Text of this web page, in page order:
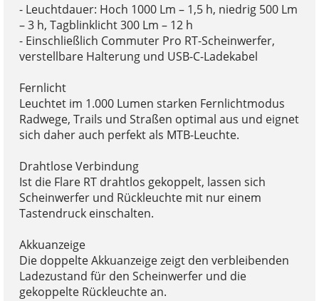
- Leuchtdauer: Hoch 1000 Lm – 1,5 h, niedrig 500 Lm
– 3 h, Tagblinklicht 300 Lm – 12 h
- Einschließlich Commuter Pro RT-Scheinwerfer,
verstellbare Halterung und USB-C-Ladekabel
Fernlicht
Leuchtet im 1.000 Lumen starken Fernlichtmodus
Radwege, Trails und Straßen optimal aus und eignet
sich daher auch perfekt als MTB-Leuchte.
Drahtlose Verbindung
Ist die Flare RT drahtlos gekoppelt, lassen sich
Scheinwerfer und Rückleuchte mit nur einem
Tastendruck einschalten.
Akkuanzeige
Die doppelte Akkuanzeige zeigt den verbleibenden
Ladezustand für den Scheinwerfer und die
gekoppelte Rückleuchte an.